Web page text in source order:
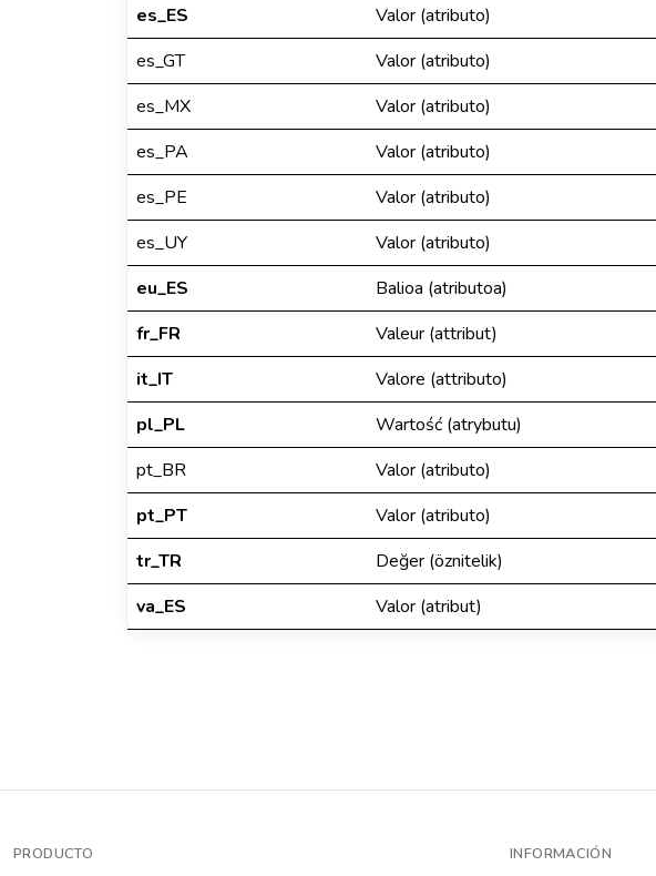
es_ES
Valor (atributo)
es_GT
Valor (atributo)
es_MX
Valor (atributo)
es_PA
Valor (atributo)
es_PE
Valor (atributo)
es_UY
Valor (atributo)
eu_ES
Balioa (atributoa)
fr_FR
Valeur (attribut)
it_IT
Valore (attributo)
pl_PL
Wartość (atrybutu)
pt_BR
Valor (atributo)
pt_PT
Valor (atributo)
tr_TR
Değer (öznitelik)
va_ES
Valor (atribut)
PRODUCTO INFORMACIÓN